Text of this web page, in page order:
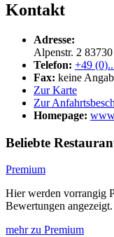
Kontakt
Adresse:
Alpenstr. 2 83730
Telefon: +49
Fax: keine
Zur Karte
Zur
Homepage:
Beliebte
Premium
Hier werden vorrangig
Bewertungen angezeigt.
mehr zu Premium